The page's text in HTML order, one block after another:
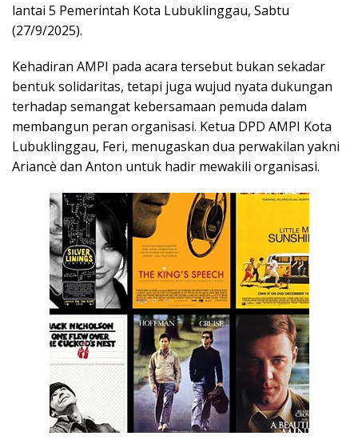
lantai 5 Pemerintah Kota Lubuklinggau, Sabtu
(27/9/2025).
Kehadiran AMPI pada acara tersebut bukan sekadar
bentuk solidaritas, tetapi juga wujud nyata dukungan
terhadap semangat kebersamaan pemuda dalam
membangun peran organisasi. Ketua DPD AMPI Kota
Lubuklinggau, Feri, menugaskan dua perwakilan yakni
Ariancè dan Anton untuk hadir mewakili organisasi.